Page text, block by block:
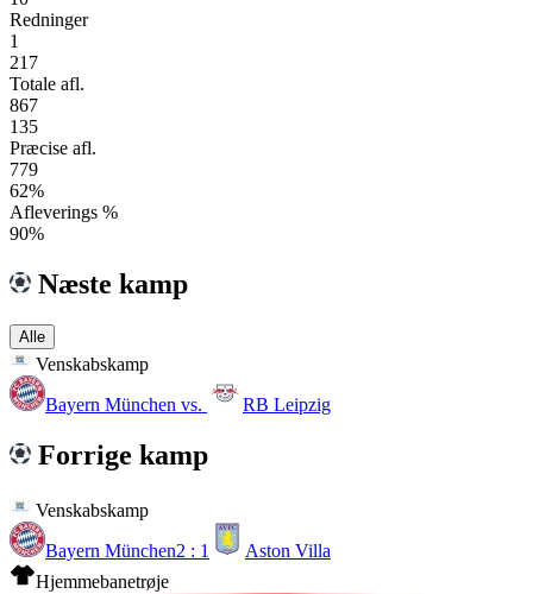
Redninger
1
217
Totale afl.
867
135
Præcise afl.
779
62%
Afleverings %
90%
Næste kamp
Alle
Venskabskamp
Bayern München vs. RB Leipzig
Forrige kamp
Venskabskamp
Bayern München2 : 1
Aston Villa
Hjemmebanetrøje